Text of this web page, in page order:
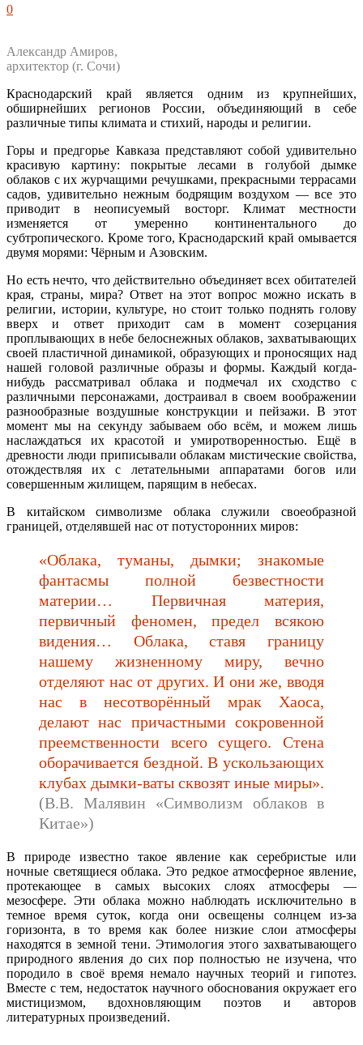
0
Александр Амиров,
архитектор (г. Сочи)
Краснодарский край является одним из крупнейших,
обширнейших регионов России, объединяющий в себе
различные типы климата и стихий, народы и религии.
Горы и предгорье Кавказа представляют собой удивительно
красивую картину: покрытые лесами в голубой дымке
облаков с их журчащими речушками, прекрасными террасами
садов, удивительно нежным бодрящим воздухом — все это
приводит в неописуемый восторг. Климат местности
изменяется от умеренно континентального до
субтропического. Кроме того, Краснодарский край омывается
двумя морями: Чёрным и Азовским.
Но есть нечто, что действительно объединяет всех обитателей
края, страны, мира? Ответ на этот вопрос можно искать в
религии, истории, культуре, но стоит только поднять голову
вверх и ответ приходит сам в момент созерцания
проплывающих в небе белоснежных облаков, захватывающих
своей пластичной динамикой, образующих и проносящих над
нашей головой различные образы и формы. Каждый когда-
нибудь рассматривал облака и подмечал их сходство с
различными персонажами, достраивал в своем воображении
разнообразные воздушные конструкции и пейзажи. В этот
момент мы на секунду забываем обо всём, и можем лишь
наслаждаться их красотой и умиротворенностью. Ещё в
древности люди приписывали облакам мистические свойства,
отождествляя их с летательными аппаратами богов или
совершенным жилищем, парящим в небесах.
В китайском символизме облака служили своеобразной
границей, отделявшей нас от потусторонних миров:
«Облака, туманы, дымки; знакомые
фантасмы полной безвестности
материи… Первичная материя,
первичный феномен, предел всякою
видения… Облака, ставя границу
нашему жизненному миру, вечно
отделяют нас от других. И они же, вводя
нас в несотворённый мрак Хаоса,
делают нас причастными сокровенной
преемственности всего сущего. Стена
оборачивается бездной. В ускользающих
клубах дымки-ваты сквозят иные миры».
(В.В. Малявин «Символизм облаков в
Китае»)
В природе известно такое явление как серебристые или
ночные светящиеся облака. Это редкое атмосферное явление,
протекающее в самых высоких слоях атмосферы —
мезосфере. Эти облака можно наблюдать исключительно в
темное время суток, когда они освещены солнцем из-за
горизонта, в то время как более низкие слои атмосферы
находятся в земной тени. Этимология этого захватывающего
природного явления до сих пор полностью не изучена, что
породило в своё время немало научных теорий и гипотез.
Вместе с тем, недостаток научного обоснования окружает его
мистицизмом, вдохновляющим поэтов и авторов
литературных произведений.